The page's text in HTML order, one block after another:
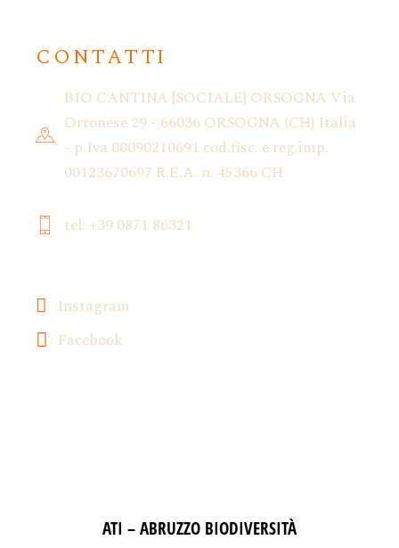
CONTATTI
BIO CANTINA {SOCIALE} ORSOGNA Via
Ortonese 29 - 66036 ORSOGNA (CH) Italia
- p.Iva 00090210691 cod.fisc. e reg.imp.
00123670697 R.E.A. n. 45366 CH
tel: +39 0871 86321
Instagram
Facebook
ATI – ABRUZZO BIODIVERSITÀ